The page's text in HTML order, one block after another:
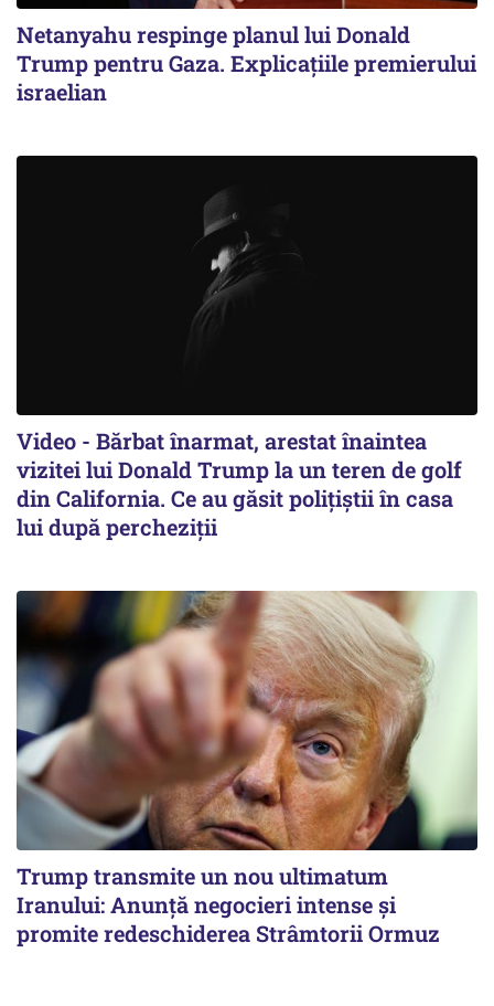
Netanyahu respinge planul lui Donald
Trump pentru Gaza. Explicațiile premierului
israelian
Video - Bărbat înarmat, arestat înaintea
vizitei lui Donald Trump la un teren de golf
din California. Ce au găsit polițiștii în casa
lui după percheziții
Trump transmite un nou ultimatum
Iranului: Anunță negocieri intense și
promite redeschiderea Strâmtorii Ormuz